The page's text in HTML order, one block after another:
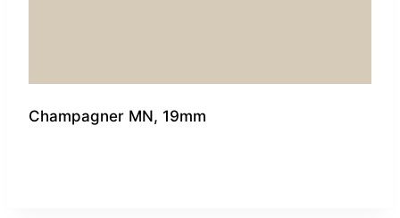
Champagner MN, 19mm